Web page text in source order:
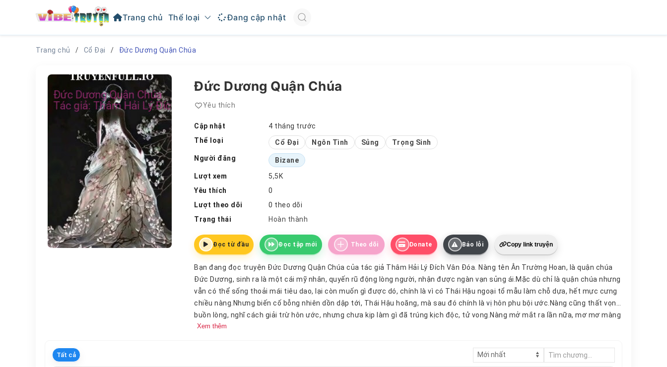
Trang chủ Thể loại Đang cập nhật
Trang chủ Cổ Đại Đức Dương Quận Chúa
Đức Dương Quận Chúa
Yêu thích
Cập nhật
4 tháng trước
Thể loại
Cổ Đại Ngôn Tình Sủng
Trọng Sinh
Người đăng
Bizane
Lượt xem
5,5K
Yêu thích
0
Lượt theo dõi
0 theo dõi
Trạng thái
Hoàn thành
Đọc từ đầu Đọc tập mới Theo dõi Donate Báo lỗi Copy link truyện
Bạn đang đọc truyện Đức Dương Quận Chúa của tác giả Thâm Hải Lý Đích Vân Đóa. Nàng tên Ân Trường Hoan, là quận chúa
Đức Dương, sinh ra là một cái mỹ nhân, quyến rũ động lòng người, nhận được ngàn vạn sủng ái.Mặc dù chỉ là quận chúa nhưng
vẫn có thể sống thoải mái tiêu dao, lại còn muốn gì được dó, chính là vì có Thái Hậu ngoại tổ mẫu làm chỗ dựa, hết mực cưng
chiều nàng.Nhưng biến cố bỗng nhiên dồn dập tới, Thái Hậu hoăng, mà sau đó chính là vị hôn phu bội ước.Nàng cũng thất vọng
buồn lòng, nghĩ cách giải trừ hôn ước, nhưng chưa kịp làm gì đã trúng kịch độc, tử vong.Nàng mở mắt ra lần nữa, mơ mơ màng
màng, nhận ra mình được trời cao thương xót, cho trọng sinh trở về.Nàng trước tiên dĩ nhiên chính là cứu ngoại tổ
Trường Hoan nhớ tới việc đời trước, ngữ khí trầm trọng: Xấu chút đi, quá xinh đẹp dễ dàng sinh ý xấu.Mỗ nam nhân nào đó sờ
gương mặt tuấn mỹ vô song của mình, nếu không thì vẽ thêm một vết sẹo?Nhiều năm sau, khi trở thành Hoàng Hậu Đức
Xem thêm
Tất cả